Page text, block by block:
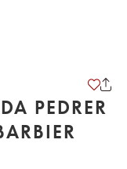
PEDRER